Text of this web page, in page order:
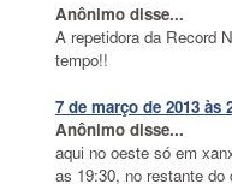
Anônimo disse...
A repetidora da Record
tempo!!
7 de março de 2013 às
Anônimo disse...
aqui no oeste só em
as 19:30, no restante